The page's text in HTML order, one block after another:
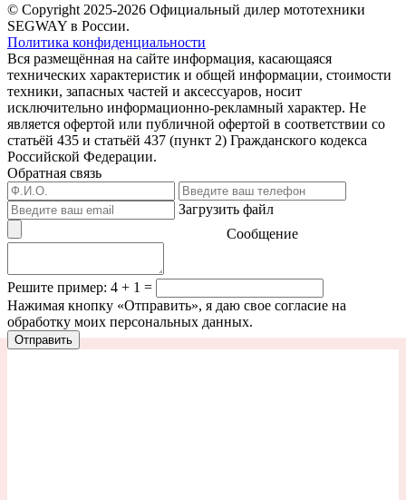
© Copyright 2025-2026 Официальный дилер мототехники
SEGWAY в России.
Политика конфиденциальности
Вся размещённая на сайте информация, касающаяся
технических характеристик и общей информации, стоимости
техники, запасных частей и аксессуаров, носит
исключительно информационно-рекламный характер. Не
является офертой или публичной офертой в соответствии со
статьёй 435 и статьёй 437 (пункт 2) Гражданского кодекса
Российской Федерации.
Обратная связь
Загрузить файл
Сообщение
Решите пример: 4 + 1 =
Нажимая кнопку «Отправить», я даю свое согласие на
обработку моих персональных данных.
Отправить